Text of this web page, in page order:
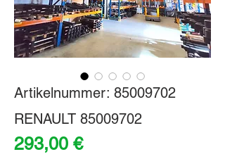
Artikelnummer: 85009702
RENAULT 85009702
293,00 €Preis